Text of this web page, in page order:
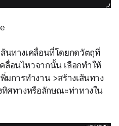
นทางเคลื่อนที่โดยกดวัตถุที่
ลื่อนไหวจากนั้น เลือกทำให้
มการทำงาน >สร้างเส้นทาง
ทิศทางหรือลักษณะท่าทางใน